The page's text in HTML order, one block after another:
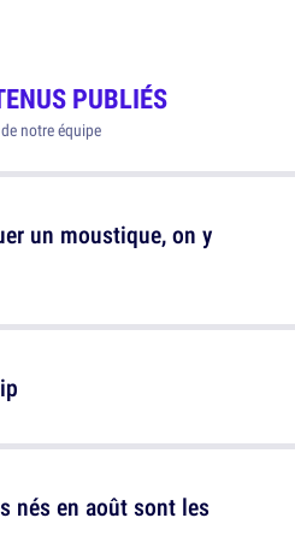
PUBLIÉS
notre équipe
un moustique, on y
nés en août sont les